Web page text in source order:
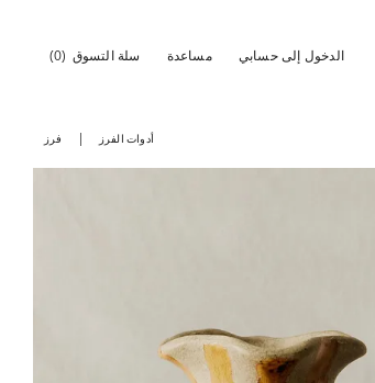
الدخول إلى حسابي مساعدة سلة التسوق (0)
أدوات الفرز
فرز
تم تغيير الصورة إلى 1 من 5